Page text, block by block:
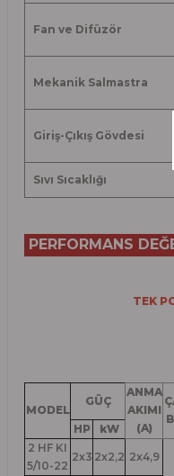
Fan ve Difüzör
Mekanik Salmastra
Giriş-Çıkış Gövdesi
Sıvı Sıcaklığı
PERFORMANS
TEK
MODEL
GÜÇ
ANMA
AKIMI
(A)
HP
kW
2 HF KI
5/10-22
2x3 2x2,2 2x4,9